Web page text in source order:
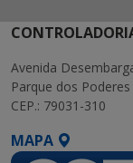
Avenida
Parque dos
CEP.: 79031-310
MAPA